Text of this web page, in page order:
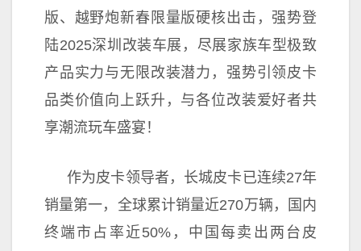
版、越野炮新春限量版硬核出击，强势登
陆2025深圳改装车展，尽展家族车型极致
产品实力与无限改装潜力，强势引领皮卡
品类价值向上跃升，与各位改装爱好者共
享潮流玩车盛宴！
作为皮卡领导者，长城皮卡已连续27年
销量第一，全球累计销量近270万辆，国内
终端市占率 近50%， 中国每卖出两 台皮